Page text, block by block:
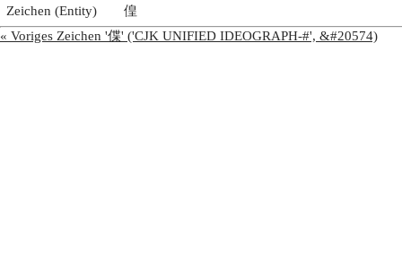
Zeichen (Entity)
偟
« Voriges Zeichen '偞' ('CJK UNIFIED IDEOGRAPH-#', &#20574)